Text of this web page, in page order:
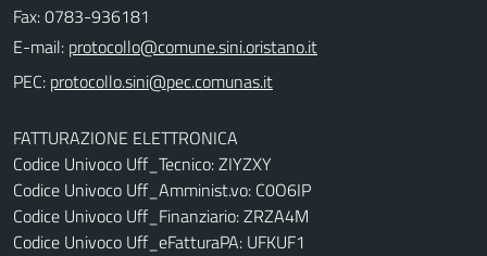
Fax: 0783-936181
E-mail:
PEC:
FATTURAZIONE ELETTRONICA
Codice Univoco Uff_Tecnico: ZIYZXY
Codice Univoco Uff_Amminist.vo: C0O6IP
Codice Univoco Uff_Finanziario: ZRZA4M
Codice Univoco Uff_eFatturaPA: UFKUF1